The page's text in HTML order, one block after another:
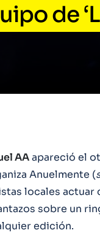
de
AAapareció el
Anuelmente (
locales actuar
sobre un
edición.